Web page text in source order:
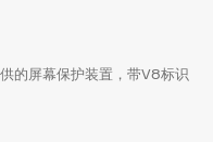
的屏幕保护装置，带V8标识